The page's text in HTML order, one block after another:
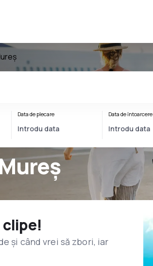
Data de plecare Data de întoarcere
clipe!
și când vrei să zbori, iar